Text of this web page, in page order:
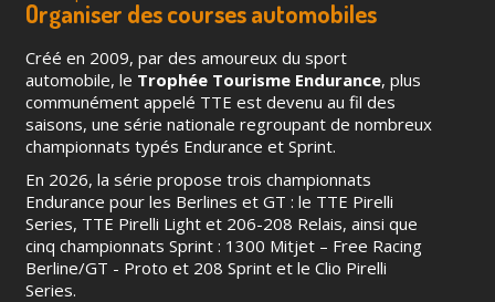
Organiser des courses automobiles
Créé en 2009, par des amoureux du sport
automobile, le Trophée Tourisme Endurance, plus
communément appelé TTE est devenu au fil des
saisons, une série nationale regroupant de nombreux
championnats typés Endurance et Sprint.
En 2026, la série propose trois championnats
Endurance pour les Berlines et GT : le TTE Pirelli
Series, TTE Pirelli Light et 206-208 Relais, ainsi que
cinq championnats Sprint : 1300 Mitjet – Free Racing
Berline/GT - Proto et 208 Sprint et le Clio Pirelli
Series.